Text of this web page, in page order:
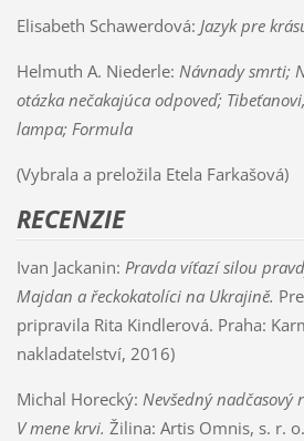
Elisabeth Schawerdová: Jazyk pre
Helmuth A. Niederle: Návnady smrti;
otázka nečakajúca odpoveď;
lampa; Formula
(Vybrala a preložila Etela Farkašová)
RECENZIE
Ivan Jackanin: Pravda víťazí silou
Majdan a řeckokatolíci na Ukrajině.
pripravila Rita Kindlerová. Praha:
nakladatelství, 2016)
Michal Horecký: Nevšedný nadčasový
V mene krvi. Žilina: Artis Omnis, s. r.